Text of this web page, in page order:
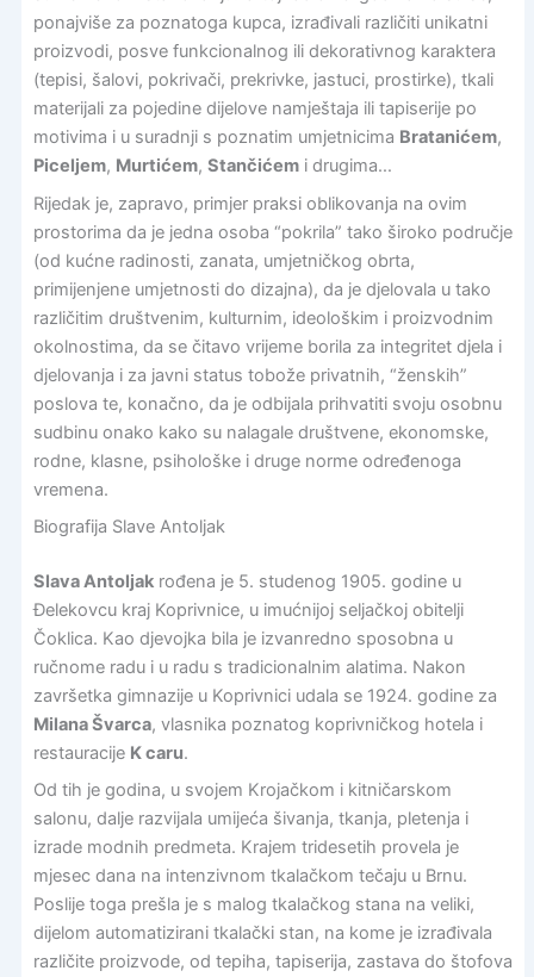
ponajviše za poznatoga kupca, izrađivali različiti unikatni
proizvodi, posve funkcionalnog ili dekorativnog karaktera
(tepisi, šalovi, pokrivači, prekrivke, jastuci, prostirke), tkali
materijali za pojedine dijelove namještaja ili tapiserije po
motivima i u suradnji s poznatim umjetnicima Bratanićem,
Piceljem, Murtićem, Stančićemi drugima…
Rijedak je, zapravo, primjer praksi oblikovanja na ovim
prostorima da je jedna osoba “pokrila” tako široko područje
(od kućne radinosti, zanata, umjetničkog obrta,
primijenjene umjetnosti do dizajna), da je djelovala u tako
različitim društvenim, kulturnim, ideološkim i proizvodnim
okolnostima, da se čitavo vrijeme borila za integritet djela i
djelovanja i za javni status tobože privatnih, “ženskih”
poslova te, konačno, da je odbijala prihvatiti svoju osobnu
sudbinu onako kako su nalagale društvene, ekonomske,
rodne, klasne, psihološke i druge norme određenoga
vremena.
Biografija Slave Antoljak
Slava Antoljakrođena je 5. studenog 1905. godine u
Đelekovcu kraj Koprivnice, u imućnijoj seljačkoj obitelji
Čoklica. Kao djevojka bila je izvanredno sposobna u
ručnome radu i u radu s tradicionalnim alatima. Nakon
završetka gimnazije u Koprivnici udala se 1924. godine za
Milana Švarca, vlasnika poznatog koprivničkog hotela i
restauracije K caru.
Od tih je godina, u svojem Krojačkom i kitničarskom
salonu, dalje razvijala umijeća šivanja, tkanja, pletenja i
izrade modnih predmeta. Krajem tridesetih provela je
mjesec dana na intenzivnom tkalačkom tečaju u Brnu.
Poslije toga prešla je s malog tkalačkog stana na veliki,
dijelom automatizirani tkalački stan, na kome je izrađivala
različite proizvode, od tepiha, tapiserija, zastava do štofova